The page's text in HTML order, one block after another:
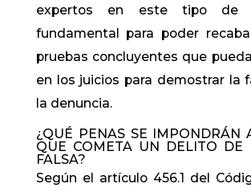
expertos en este tipo de
fundamental para poder
pruebas concluyentes que
en los juicios para demostrar la
la denuncia.
¿QUÉ PENAS SE IMPONDRÁN
QUE COMETA UN DELITO DE
FALSA?
Según el artículo 456.1 del